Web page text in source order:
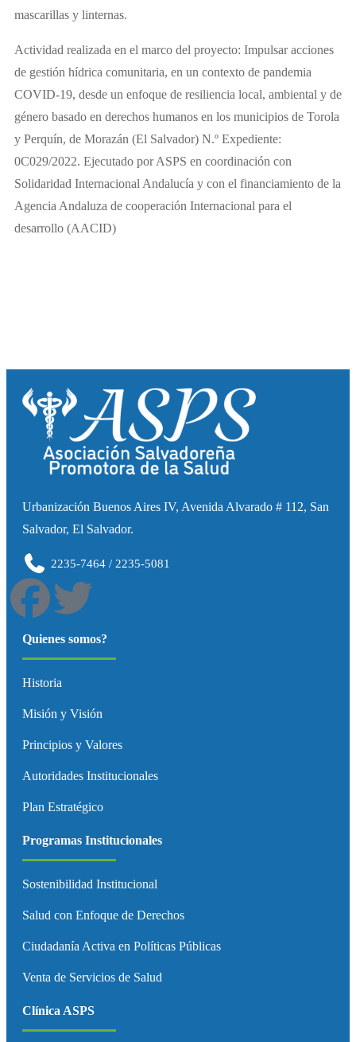
mascarillas y linternas.
Actividad realizada en el marco del proyecto: Impulsar acciones
de gestión hídrica comunitaria, en un contexto de pandemia
COVID-19, desde un enfoque de resiliencia local, ambiental y de
género basado en derechos humanos en los municipios de Torola
y Perquín, de Morazán (El Salvador) N.º Expediente:
0C029/2022. Ejecutado por ASPS en coordinación con
Solidaridad Internacional Andalucía y con el financiamiento de la
Agencia Andaluza de cooperación Internacional para el
desarrollo (AACID)
Urbanización Buenos Aires IV, Avenida Alvarado # 112, San
Salvador, El Salvador.
2235-7464 / 2235-5081
Quienes somos?
Historia
Misión y Visión
Principios y Valores
Autoridades Institucionales
Plan Estratégico
Programas Institucionales
Sostenibilidad Institucional
Salud con Enfoque de Derechos
Ciudadanía Activa en Políticas Públicas
Venta de Servicios de Salud
Clínica ASPS